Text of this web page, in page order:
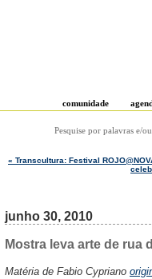
comunidade
Pesquise por palavras e/
« Transcultura: Festival
junho 30, 2010
Mostra leva arte de rua
Matéria de Fabio Cypriano